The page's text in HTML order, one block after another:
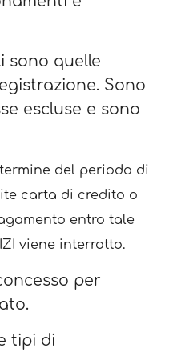
sono quelle
Sono
escluse e sono
del periodo di
carta di credito o
entro tale
viene interrotto.
per
tipi di